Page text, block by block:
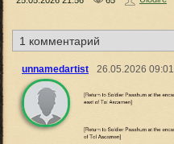
unnamedartist 26.05.2026 09:01